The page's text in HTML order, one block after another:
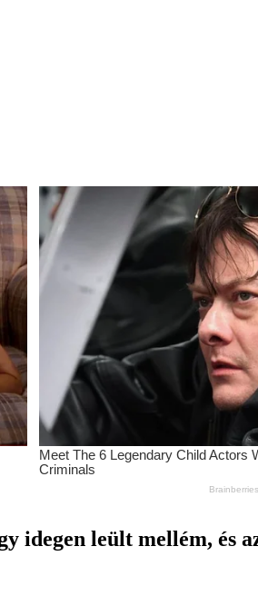
idegen leült mellém, és